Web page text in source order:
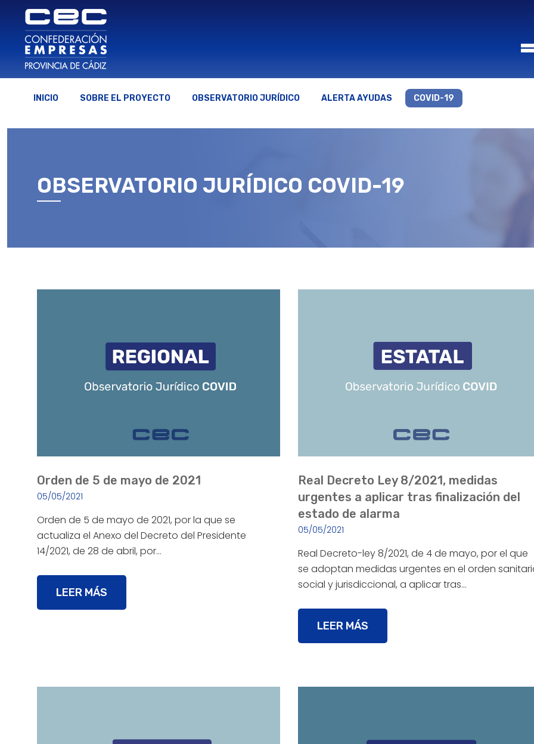
INICIO SOBRE EL PROYECTO OBSERVATORIO JURÍDICO ALERTA AYUDAS COVID-19
OBSERVATORIO JURÍDICO COVID-19
Estás aquí:
Orden de 5 de mayo de 2021
05/05/2021
Orden de 5 de mayo de 2021, por la que se
actualiza el Anexo del Decreto del Presidente
14/2021, de 28 de abril, por…
LEER MÁS
Real Decreto Ley 8/2021, medidas
urgentes a aplicar tras finalización del
estado de alarma
05/05/2021
Real Decreto-ley 8/2021, de 4 de mayo, por el que
se adoptan medidas urgentes en el orden
social y jurisdiccional, a aplicar tras…
LEER MÁS